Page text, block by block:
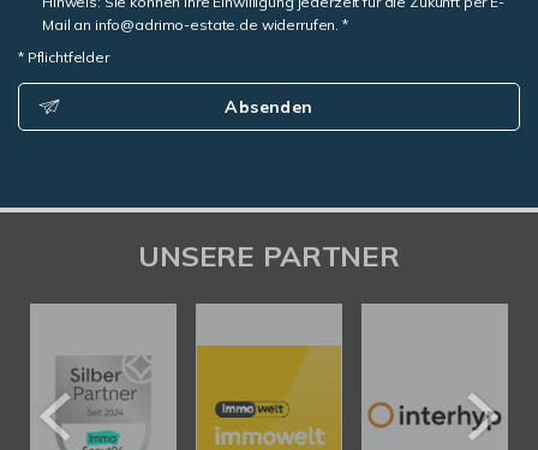
Mail an info@adrimo-estate.de widerrufen. *
* Pflichtfelder
Absenden
UNSERE PARTNER